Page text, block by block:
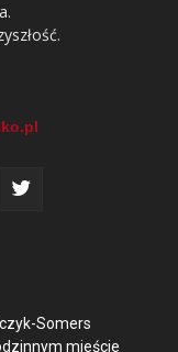
Somers
mieście